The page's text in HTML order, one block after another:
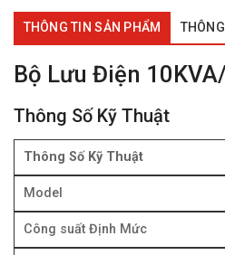
THÔNG TIN SẢN PHẨM
Bộ Lưu Điện
Thông Số Kỹ Thuật
Thông Số Kỹ Thuật
Model
Công suất Định Mức